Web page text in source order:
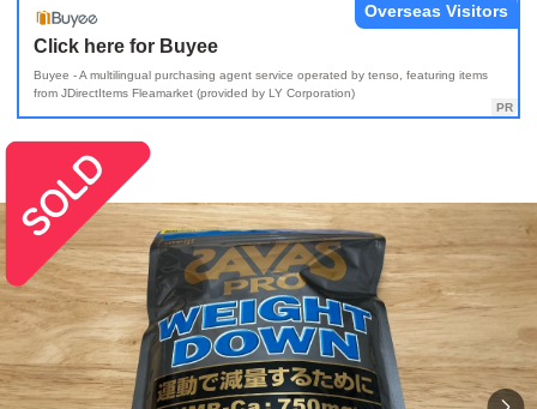
Click here for Buyee
Buyee - A multilingual purchasing agent service operated by tenso, featuring items
from JDirectItems Fleamarket (provided by LY Corporation)
Overseas Visitors